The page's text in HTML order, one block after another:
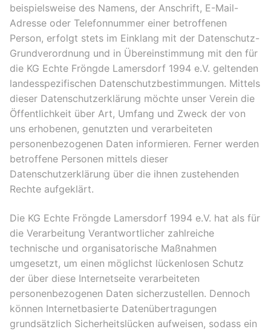
beispielsweise des Namens, der Anschrift, E-Mail-
Adresse oder Telefonnummer einer betroffenen
Person, erfolgt stets im Einklang mit der Datenschutz-
Grundverordnung und in Übereinstimmung mit den für
die KG Echte Fröngde Lamersdorf 1994 e.V. geltenden
landesspezifischen Datenschutzbestimmungen. Mittels
dieser Datenschutzerklärung möchte unser Verein die
Öffentlichkeit über Art, Umfang und Zweck der von
uns erhobenen, genutzten und verarbeiteten
personenbezogenen Daten informieren. Ferner werden
betroffene Personen mittels dieser
Datenschutzerklärung über die ihnen zustehenden
Rechte aufgeklärt.
Die KG Echte Fröngde Lamersdorf 1994 e.V. hat als für
die Verarbeitung Verantwortlicher zahlreiche
technische und organisatorische Maßnahmen
umgesetzt, um einen möglichst lückenlosen Schutz
der über diese Internetseite verarbeiteten
personenbezogenen Daten sicherzustellen. Dennoch
können Internetbasierte Datenübertragungen
grundsätzlich Sicherheitslücken aufweisen, sodass ein